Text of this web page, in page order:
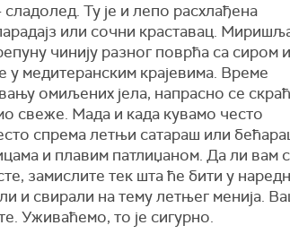
Ту је и лепо расхлађена
или сочни краставац.
чинију разног поврћа са сиром и
медитеранским крајевима. Време
омиљених јела, напрасно се
свеже. Мада и када кувамо често
спрема летњи сатараш или
и плавим патлиџаном. Да ли вам
замислите тек шта ће бити у
и свирали на тему летњег менија.
Уживаћемо, то је сигурно.